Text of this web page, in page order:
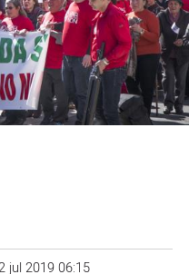
jul 2019 06:15